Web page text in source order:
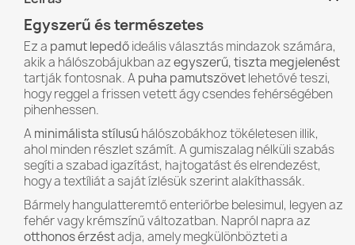
Egyszerű és természetes
Ez a pamut lepedőideális választás mindazok számára,
akik a hálószobájukban azegyszerű, tiszta megjelenést
tartják fontosnak. Apuha pamutszövetlehetővé teszi,
hogy reggel a frissen vetett ágy csendes fehérségében
pihenhessen.
Aminimálista stílusúhálószobákhoz tökéletesen illik,
ahol minden részlet számít. A gumiszalag nélküli szabás
segíti a szabad igazítást, hajtogatást és elrendezést,
hogy a textíliát a saját ízlésük szerint alakíthassák.
Bármely hangulatteremtő enteriőrbe belesimul, legyen az
fehér vagy krémszínű változatban. Napról napra az
otthonos érzéstadja, amely megkülönbözteti a